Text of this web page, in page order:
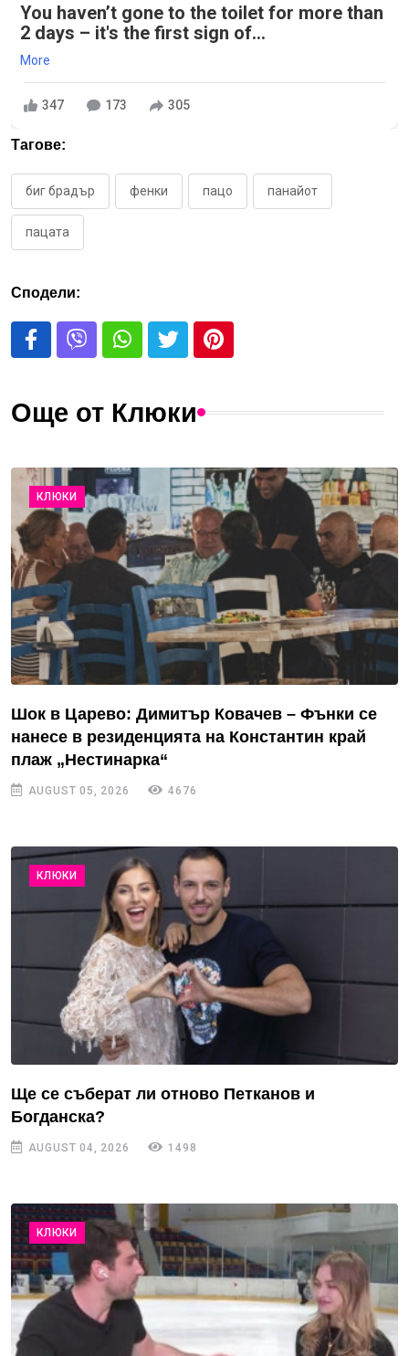
You haven’t gone to the toilet for more than
2 days – it's the first sign of...
More
347 173 305
Тагове:
биг брадър фенки пацо панайот
пацата
Сподели:
Още от Клюки
КЛЮКИ
Шок в Царево: Димитър Ковачев – Фънки се
нанесе в резиденцията на Константин край
плаж „Нестинарка“
AUGUST 05, 2026 4676
КЛЮКИ
Ще се съберат ли отново Петканов и
Богданска?
AUGUST 04, 2026 1498
КЛЮКИ